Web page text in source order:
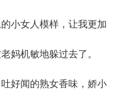
小女人模样，让我更加
妈机敏地躲过去了。
好闻的熟女香味，娇小